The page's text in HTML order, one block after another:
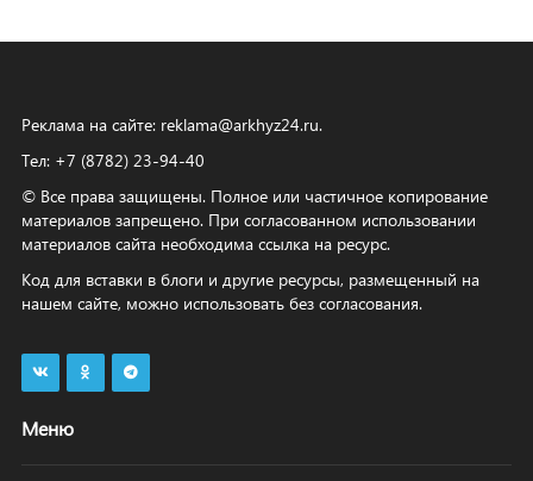
Реклама на сайте: reklama@arkhyz24.ru.
Тел: +7 (8782) 23‑94‑40
© Все права защищены. Полное или частичное копирование
материалов запрещено. При согласованном использовании
материалов сайта необходима ссылка на ресурс.
Код для вставки в блоги и другие ресурсы, размещенный на
нашем сайте, можно использовать без согласования.
Меню